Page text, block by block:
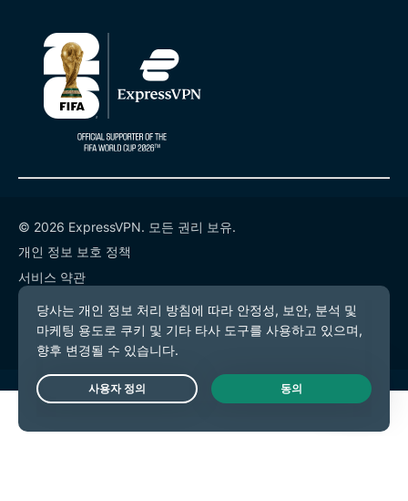
© 2026 ExpressVPN. 모든 권리 보유.
개인 정보 보호 정책
서비스 약관
쿠키 기본 설정
Live Chat